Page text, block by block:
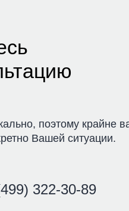
поэтому крайне
Вашей ситуации.
322-30-89